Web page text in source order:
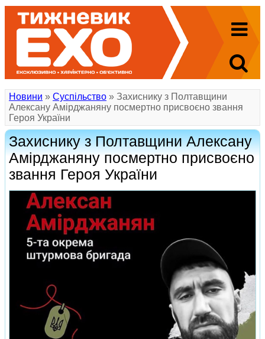
Новини » Суспільство » Захиснику з Полтавщини
Алексану Амірджаняну посмертно присвоєно звання
Героя України
Захиснику з Полтавщини Алексану
Амірджаняну посмертно присвоєно
звання Героя України